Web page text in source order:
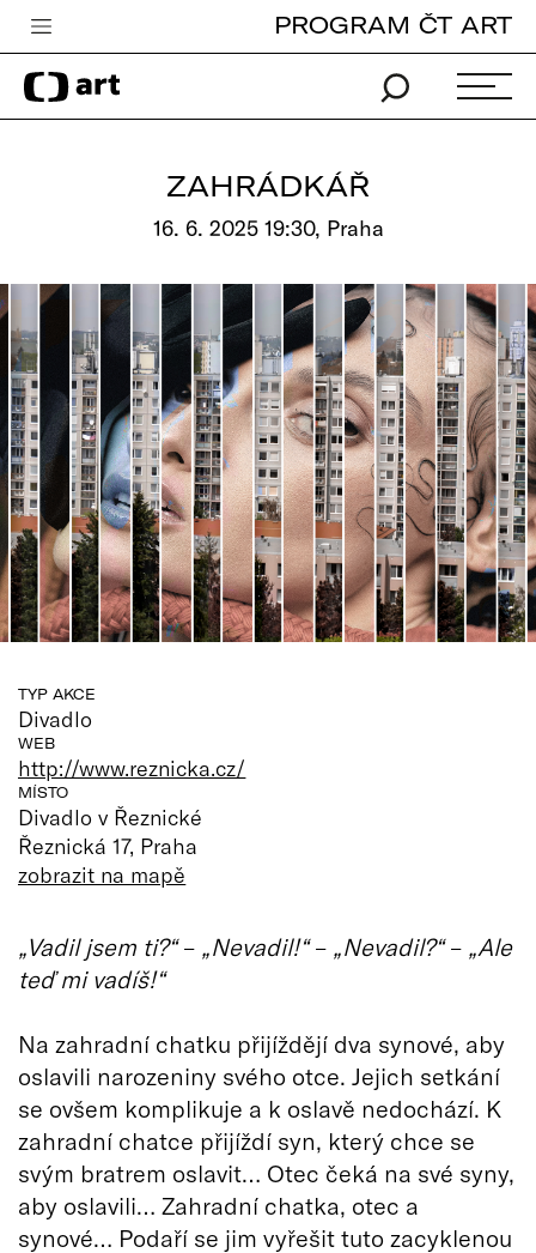
Česká televize
Zpravodajství
Pro děti
edu
Vše o ČT
PROGRAM ČT ART
ZAHRÁDKÁŘ
16. 6. 2025 19:30, Praha
TYP AKCE
Divadlo
WEB
http://www.reznicka.cz/
MÍSTO
Divadlo v Řeznické
Řeznická 17, Praha
zobrazit na mapě
„Vadil jsem ti?“– „Nevadil!“– „Nevadil?“– „Ale
teď mi vadíš!“
Na zahradní chatku přijíždějí dva synové, aby
oslavili narozeniny svého otce. Jejich setkání
se ovšem komplikuje a k oslavě nedochází. K
zahradní chatce přijíždí syn, který chce se
svým bratrem oslavit… Otec čeká na své syny,
aby oslavili… Zahradní chatka, otec a
synové… Podaří se jim vyřešit tuto zacyklenou